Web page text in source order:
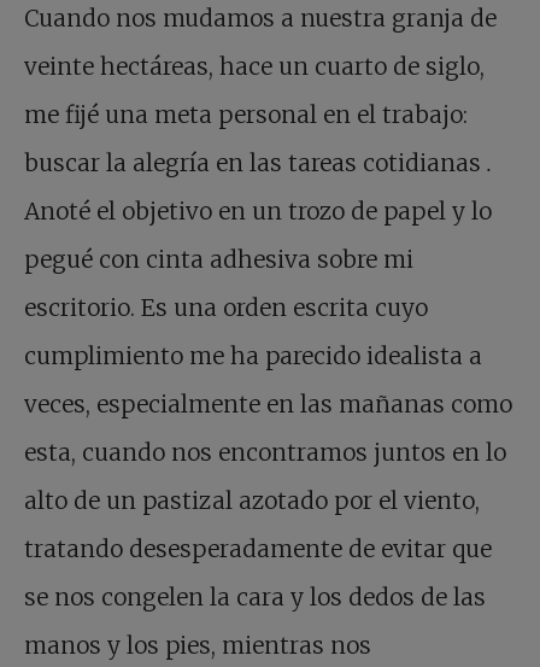
Cuando nos mudamos a nuestra granja de
veinte hectáreas, hace un cuarto de siglo,
me fijé una meta personal en el trabajo:
buscar la alegría en las tareas cotidianas .
Anoté el objetivo en un trozo de papel y lo
pegué con cinta adhesiva sobre mi
escritorio. Es una orden escrita cuyo
cumplimiento me ha parecido idealista a
veces, especialmente en las mañanas como
esta, cuando nos encontramos juntos en lo
alto de un pastizal azotado por el viento,
tratando desesperadamente de evitar que
se nos congelen la cara y los dedos de las
manos y los pies, mientras nos